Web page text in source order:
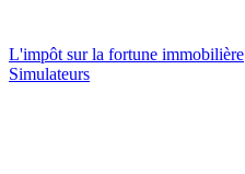
L'impôt sur la fortune immobilière
Simulateurs